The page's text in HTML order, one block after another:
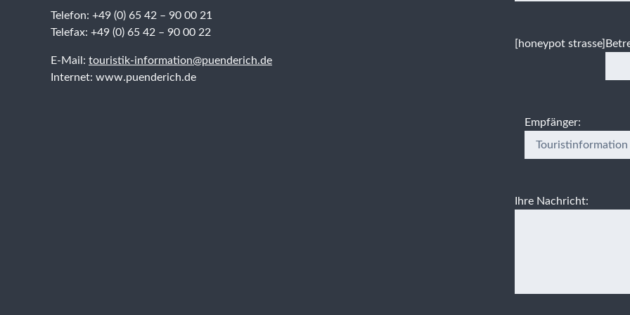
Telefon: +49 (0) 65 42 – 90 00 21
Telefax: +49 (0) 65 42 – 90 00 22
E-Mail: touristik-information@puenderich.de
Internet: www.puenderich.de
[honeypot strasse]
Empfänger:
Ihre Nachricht: